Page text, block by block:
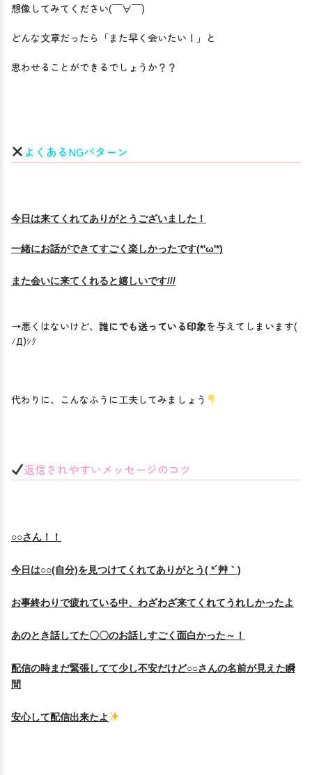
想像してみてください(￣∀￣)
どんな文章だったら「また早く会いたい！」と
思わせることができるでしょうか？？
よくあるNGパターン
一緒にお話ができてすごく楽しかったです(*'ω'*)
また会いに来てくれると嬉しいです///
→悪くはないけど、 誰にでも送っている印象を与えてしまいます(
ﾉД`)ｼｸ
代わりに、こんなふうに工夫してみましょう
返信されやすいメッセージのコツ
○○さん！！
今日は○○(自分)を見つけてくれてありがとう( *´艸｀)
お事終わりで疲れている中、わざわざ来てくれてうれしかったよ
あのとき話してた〇〇のお話しすごく面白かった～！
配信の時まだ緊張してて少し不安だけど○○さんの名前が見えた瞬
間
安心して配信出来たよ